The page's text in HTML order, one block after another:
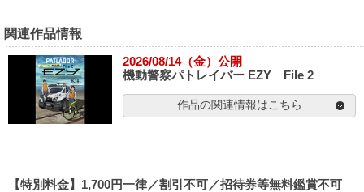
関連作品情報
2026/08/14（金）公開
機動警察パトレイバー EZY File 2
作品の関連情報はこちら
【特別料金】1,700円一律／割引不可／招待券等無料鑑賞不可